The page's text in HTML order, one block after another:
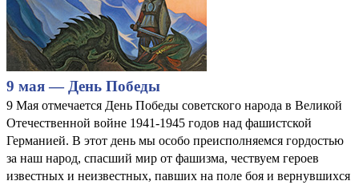
9 мая — День Победы
9 Мая отмечается День Победы советского народа в Великой
Отечественной войне 1941-1945 годов над фашистской
Германией. В этот день мы особо преисполняемся гордостью
за наш народ, спасший мир от фашизма, чествуем героев
известных и неизвестных, павших на поле боя и вернувшихся